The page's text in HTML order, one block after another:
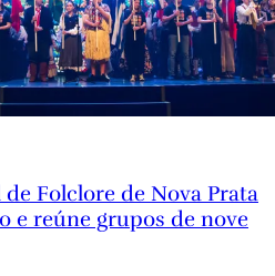
Folclore de Nova Prata
e reúne grupos de nove